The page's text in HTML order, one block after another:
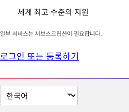
세계 최고 수준의 지원
일부 서비스는 서브스크립션이 필요합니다.
로그인 또는 등록하기
페
이